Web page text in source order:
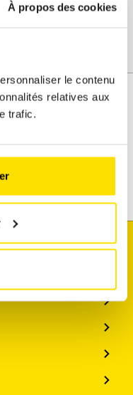
À propos des cookies
le contenu
relatives aux
trafic.
Loisirs & Passion